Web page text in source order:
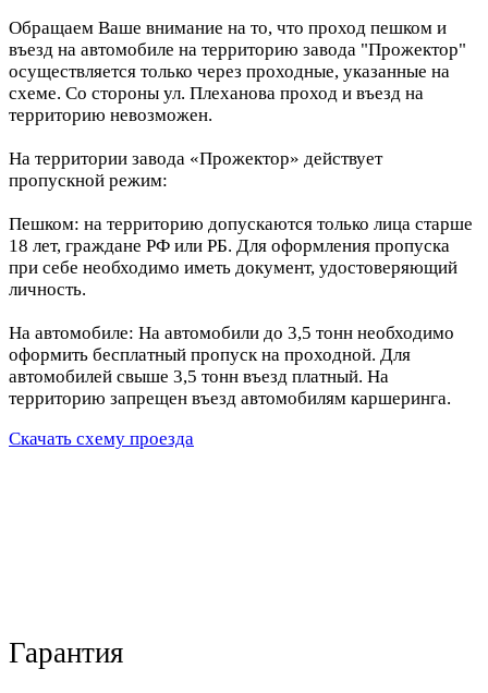
Обращаем Ваше внимание на то, что проход пешком и
въезд на автомобиле на территорию завода "Прожектор"
осуществляется только через проходные, указанные на
схеме. Со стороны ул. Плеханова проход и въезд на
территорию невозможен.
На территории завода «Прожектор» действует
пропускной режим:
Пешком: на территорию допускаются только лица старше
18 лет, граждане РФ или РБ. Для оформления пропуска
при себе необходимо иметь документ, удостоверяющий
личность.
На автомобиле: На автомобили до 3,5 тонн необходимо
оформить бесплатный пропуск на проходной. Для
автомобилей свыше 3,5 тонн въезд платный. На
территорию запрещен въезд автомобилям каршеринга.
Скачать схему проезда
Гарантия